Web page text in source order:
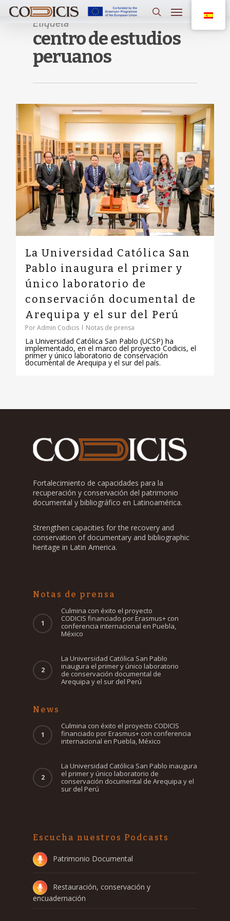
contenido
Menú
Etiqueta
centro de estudios
peruanos
La Universidad Católica San
Pablo inaugura el primer y
único laboratorio de
conservación documental de
Arequipa y el sur del Perú
PorAdmin Codicis Notas de prensa
La Universidad Católica San Pablo (UCSP) ha
implementado, en el marco del proyecto Codicis, el
primer y único laboratorio de conservación
documental de Arequipa y el sur del país.
0
Fortalecimiento de capacidades para la
recuperación y conservación del patrimonio
documental y bibliográfico en Latinoamérica.
Strengthen capacities for the recovery and
conservation of documentary and bibliographic
heritage in Latin America.
Notas de prensa
Culmina con éxito el proyecto
CODICIS financiado por Erasmus+ con
conferencia internacional en Puebla,
México
La Universidad Católica San Pablo
inaugura el primer y único laboratorio
de conservación documental de
Arequipa y el sur del Perú
News
Culmina con éxito el proyecto CODICIS
financiado por Erasmus+ con conferencia
internacional en Puebla, México
La Universidad Católica San Pablo inaugura
el primer y único laboratorio de
conservación documental de Arequipa y el
sur del Perú
Escucha nuestros Podcasts
Patrimonio Documental
Restauración, conservación y
encuadernación